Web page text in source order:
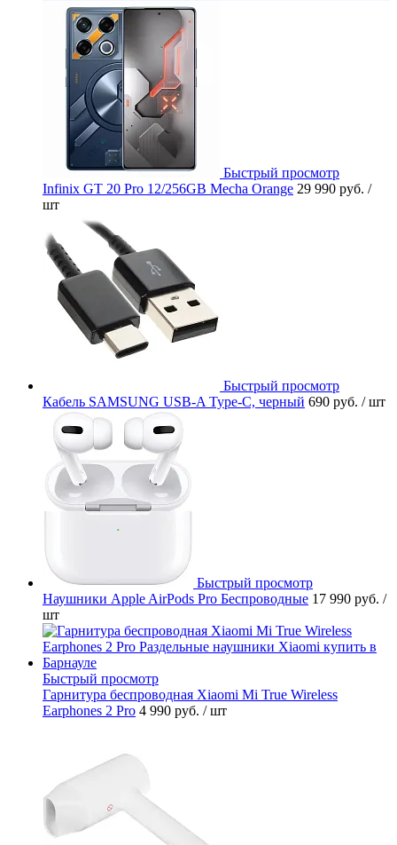
Быстрый просмотр
Infinix GT 20 Pro 12/256GB Mecha Orange 29 990 руб. /
шт
Быстрый просмотр
Кабель SAMSUNG USB-A Type-C, черный 690 руб. / шт
Быстрый просмотр
Наушники Apple AirPods Pro Беспроводные 17 990 руб. /
шт
Быстрый просмотр
Гарнитура беспроводная Xiaomi Mi True Wireless
Earphones 2 Pro 4 990 руб. / шт